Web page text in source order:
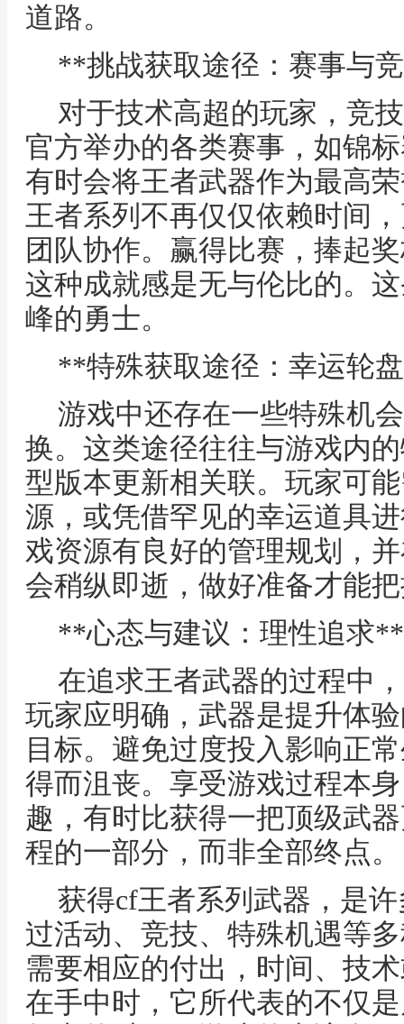
道路。
**挑战获取途径：赛事与
对于技术高超的玩家，竞
官方举办的各类赛事，如锦
有时会将王者武器作为最高
王者系列不再仅仅依赖时间
团队协作。赢得比赛，捧起
这种成就感是无与伦比的。
峰的勇士。
**特殊获取途径：幸运轮
游戏中还存在一些特殊机
换。这类途径往往与游戏内
型版本更新相关联。玩家可
源，或凭借罕见的幸运道具
戏资源有良好的管理规划，
会稍纵即逝，做好准备才能
**心态与建议：理性追求**
在追求王者武器的过程中
玩家应明确，武器是提升体
目标。避免过度投入影响正
得而沮丧。享受游戏过程本
趣，有时比获得一把顶级武
程的一部分，而非全部终点。
获得cf王者系列武器，是
过活动、竞技、特殊机遇等
需要相应的付出，时间、技
在手中时，它所代表的不仅